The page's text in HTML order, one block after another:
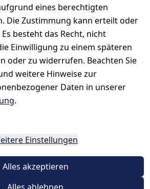
eines berechtigten
Die Zustimmung kann erteilt oder
besteht das Recht, nicht
Einwilligung zu einem späteren
oder zu widerrufen. Beachten Sie
weitere Hinweise zur
Daten in unserer
.
Einstellungen
Alles akzeptieren